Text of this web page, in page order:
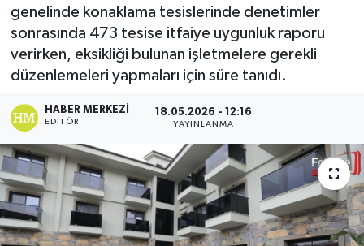
genelinde konaklama tesislerinde denetimler
sonrasında 473 tesise itfaiye uygunluk raporu
verirken, eksikliği bulunan işletmelere gerekli
düzenlemeleri yapmaları için süre tanıdı.
HABER MERKEZI
EDITÖR
18.05.2026 - 12:16
YAYINLANMA
Kültür
Magazin
Tüm Manşetler
Son Dakika Haberleri